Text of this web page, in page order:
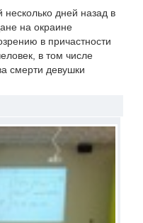
дней назад в
на окраине
в причастности
в том числе
смерти девушки